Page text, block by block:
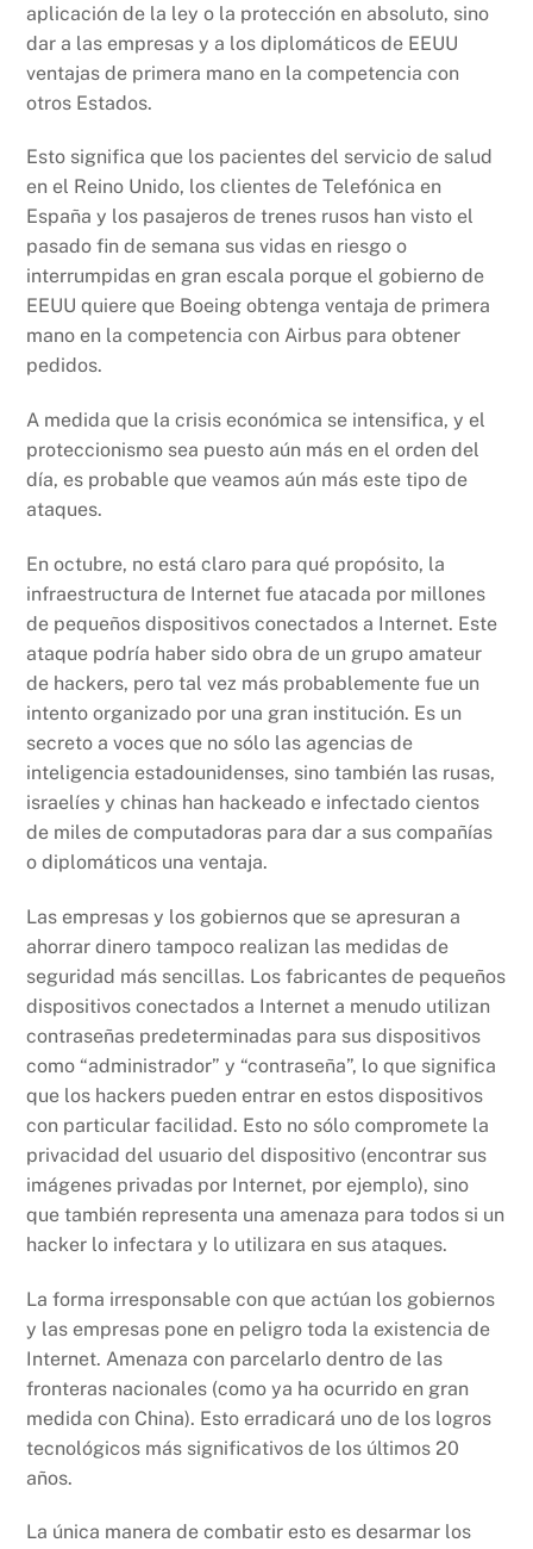
aplicación de la ley o la protección en absoluto, sino
dar a las empresas y a los diplomáticos de EEUU
ventajas de primera mano en la competencia con
otros Estados.
Esto significa que los pacientes del servicio de salud
en el Reino Unido, los clientes de Telefónica en
España y los pasajeros de trenes rusos han visto el
pasado fin de semana sus vidas en riesgo o
interrumpidas en gran escala porque el gobierno de
EEUU quiere que Boeing obtenga ventaja de primera
mano en la competencia con Airbus para obtener
pedidos.
A medida que la crisis económica se intensifica, y el
proteccionismo sea puesto aún más en el orden del
día, es probable que veamos aún más este tipo de
ataques.
En octubre, no está claro para qué propósito, la
infraestructura de Internet fue atacada por millones
de pequeños dispositivos conectados a Internet. Este
ataque podría haber sido obra de un grupo amateur
de hackers, pero tal vez más probablemente fue un
intento organizado por una gran institución. Es un
secreto a voces que no sólo las agencias de
inteligencia estadounidenses, sino también las rusas,
israelíes y chinas han hackeado e infectado cientos
de miles de computadoras para dar a sus compañías
o diplomáticos una ventaja.
Las empresas y los gobiernos que se apresuran a
ahorrar dinero tampoco realizan las medidas de
seguridad más sencillas. Los fabricantes de pequeños
dispositivos conectados a Internet a menudo utilizan
contraseñas predeterminadas para sus dispositivos
como “administrador” y “contraseña”, lo que significa
que los hackers pueden entrar en estos dispositivos
con particular facilidad. Esto no sólo compromete la
privacidad del usuario del dispositivo (encontrar sus
imágenes privadas por Internet, por ejemplo), sino
que también representa una amenaza para todos si un
hacker lo infectara y lo utilizara en sus ataques.
La forma irresponsable con que actúan los gobiernos
y las empresas pone en peligro toda la existencia de
Internet. Amenaza con parcelarlo dentro de las
fronteras nacionales (como ya ha ocurrido en gran
medida con China). Esto erradicará uno de los logros
tecnológicos más significativos de los últimos 20
años.
La única manera de combatir esto es desarmar los